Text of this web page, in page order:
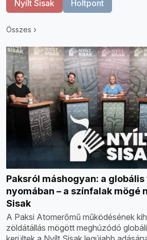
Nyílt Sisak Holtpont
Összes
Paksról máshogyan: a
nyomában – a színfalak mögé
Sisak
A Paksi Atomerőmű működésének
zöldátállás mögött meghúzódó